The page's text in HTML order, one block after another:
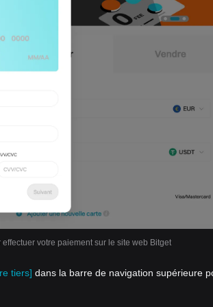
votre paiement sur le site web Bitget
tiers] dans la barre de navigation supérieure